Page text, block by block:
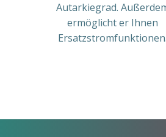
Autarkiegrad.
ermöglicht er Ihnen
Ersatzstromfunktionen.